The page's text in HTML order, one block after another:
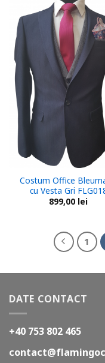
Costum Office
cu Vesta Gri
899,00 lei
1
DATE CONTACT
+40 753 802 465